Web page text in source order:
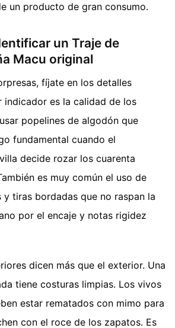
un producto de gran consumo.
un Traje de
Macu original
fíjate en los detalles
indicador es la calidad de los
popelines de algodón que
fundamental cuando el
decide rozar los cuarenta
es muy común el uso de
y tiras bordadas que no raspan la
por el encaje y notas rigidez
dicen más que el exterior. Una
tiene costuras limpias. Los vivos
estar rematados con mimo para
con el roce de los zapatos. Es